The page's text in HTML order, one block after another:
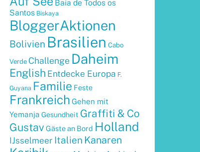
Baia de Todos os
Santos Biskaya
BloggerAktionen
Bolivien Brasilien Cabo
Verde Challenge Daheim
English Entdecke Europa F.
Guyana Familie Feste
Frankreich Gehen mit
Yemanja Gesundheit Graffiti & Co
Gustav Gäste an Bord Holland
IJsselmeer Italien Kanaren